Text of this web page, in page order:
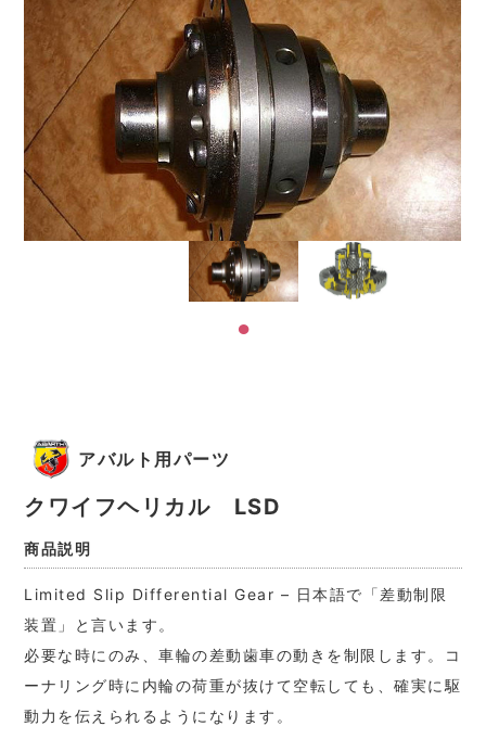
アバルト用パーツ
クワイフヘリカル LSD
商品説明
Limited Slip Differential Gear – 日本語で「差動制限
装置」と言います。
必要な時にのみ、車輪の差動歯車の動きを制限します。コ
ーナリング時に内輪の荷重が抜けて空転しても、確実に駆
動力を伝えられるようになります。